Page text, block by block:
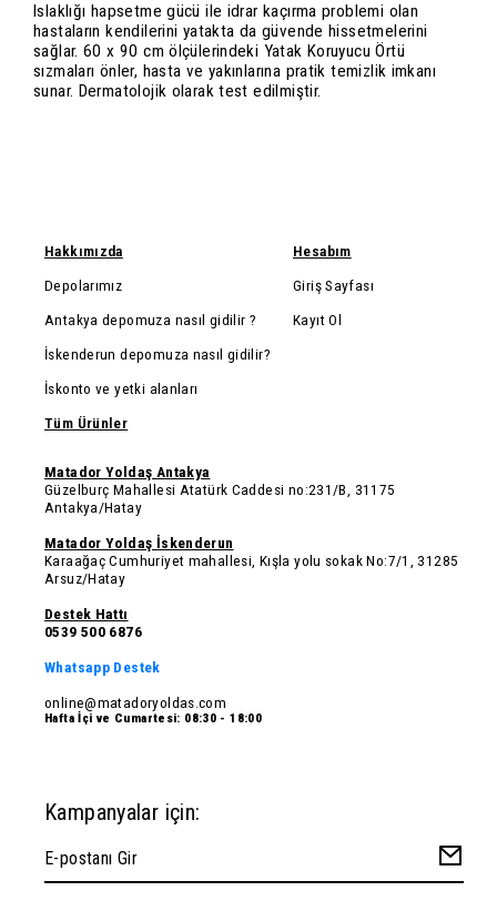
Islaklığı hapsetme gücü ile idrar kaçırma problemi olan
hastaların kendilerini yatakta da güvende hissetmelerini
sağlar. 60 x 90 cm ölçülerindeki Yatak Koruyucu Örtü
sızmaları önler, hasta ve yakınlarına pratik temizlik imkanı
sunar. Dermatolojik olarak test edilmiştir.
Hakkımızda
Depolarımız
Antakya depomuza nasıl gidilir ?
İskenderun depomuza nasıl gidilir?
İskonto ve yetki alanları
Hesabım
Giriş Sayfası
Kayıt Ol
Tüm Ürünler
Matador Yoldaş Antakya
Güzelburç Mahallesi Atatürk Caddesi no:231/B, 31175
Antakya/Hatay
Matador Yoldaş İskenderun
Karaağaç Cumhuriyet mahallesi, Kışla yolu sokak No:7/1, 31285
Arsuz/Hatay
Destek Hattı
0539 500 6876
Whatsapp Destek
online@matadoryoldas.com
Hafta İçi ve Cumartesi: 08:30 - 18:00
Kampanyalar için: